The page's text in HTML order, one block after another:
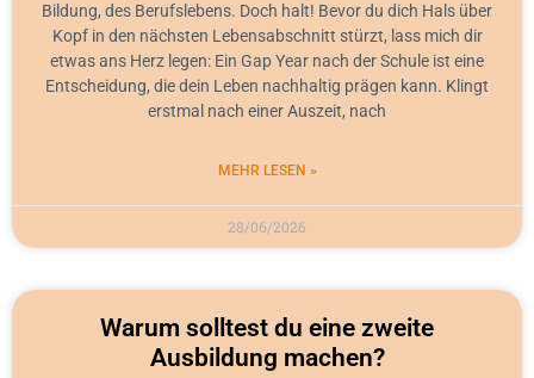
Bildung, des Berufslebens. Doch halt! Bevor du dich Hals über
Kopf in den nächsten Lebensabschnitt stürzt, lass mich dir
etwas ans Herz legen: Ein Gap Year nach der Schule ist eine
Entscheidung, die dein Leben nachhaltig prägen kann. Klingt
erstmal nach einer Auszeit, nach
MEHR LESEN »
28/06/2026
Warum solltest du eine zweite
Ausbildung machen?